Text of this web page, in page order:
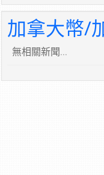
加拿大幣/
無相關新聞...